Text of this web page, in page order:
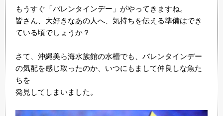
もうすぐ「バレンタインデー」がやってきますね。
皆さん、大好きなあの人へ、気持ちを伝える準備はでき
ている頃でしょうか？
さて、沖縄美ら海水族館の水槽でも、バレンタインデー
の気配を感じ取ったのか、いつにもまして仲良しな魚た
ちを
発見してしまいました。